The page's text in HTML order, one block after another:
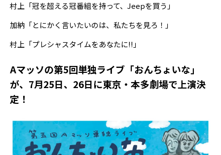
村上「冠を超える冠番組を持って、Jeepを買う」
加納「とにかく言いたいのは、私たちを見ろ！」
村上「プレシャスタイムをあなたに!!」
Aマッソの第5回単独ライブ「おんちょいな」
が、7月25日、26日に東京・本多劇場で上演決
定！